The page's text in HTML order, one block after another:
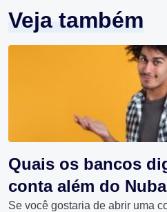
Veja também
Quais os bancos
conta além do
Se você gostaria de abrir uma